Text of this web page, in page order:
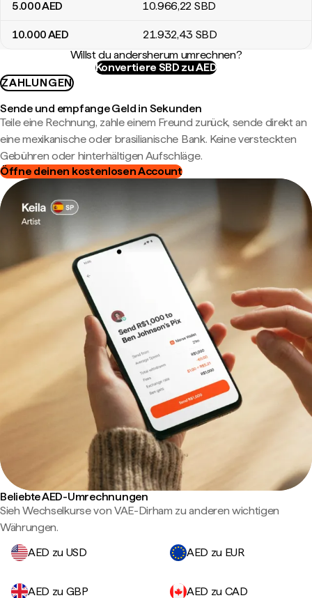
5.000AED 10.966,22 SBD
10.000AED 21.932,43 SBD
Willst du andersherum umrechnen?
Konvertiere SBD zu AED
ZAHLUNGEN
Sende und empfange Geld in Sekunden
Teile eine Rechnung, zahle einem Freund zurück, sende direkt an
eine mexikanische oder brasilianische Bank. Keine versteckten
Gebühren oder hinterhältigen Aufschläge.
Öffne deinen kostenlosen Account
Beliebte AED-Umrechnungen
Sieh Wechselkurse von VAE-Dirham zu anderen wichtigen
Währungen.
AED zu USD
AED zu EUR
AED zu GBP AED zu CAD